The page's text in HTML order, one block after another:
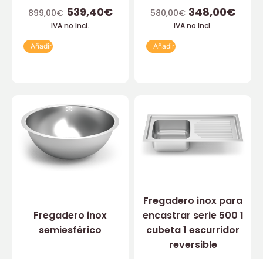
899,00€ 539,40€
IVA no Incl.
Añadir
580,00€ 348,00€
IVA no Incl.
Añadir
Fregadero inox
semiesférico
Fregadero inox para
encastrar serie 500 1
cubeta 1 escurridor
reversible